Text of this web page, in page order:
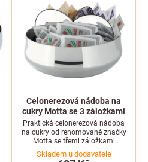
Celonerezová nádoba na
cukry Motta se 3 záložkami
Praktická celonerezová nádoba
na cukry od renomované značky
Motta se třemi záložkami
představuje elegantní doplněk
pro každý barový pult či kavárnu.
Skladem u dodavatele